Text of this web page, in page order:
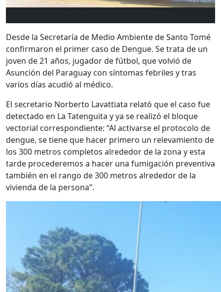
Desde la Secretaría de Medio Ambiente de Santo Tomé
confirmaron el primer caso de Dengue. Se trata de un
joven de 21 años, jugador de fútbol, que volvió de
Asunción del Paraguay con síntomas febriles y tras
varios días acudió al médico.
El secretario Norberto Lavattiata relató que el caso fue
detectado en La Tatenguita y ya se realizó el bloque
vectorial correspondiente: “Al activarse el protocolo de
dengue, se tiene que hacer primero un relevamiento de
los 300 metros completos alrededor de la zona y esta
tarde procederemos a hacer una fumigación preventiva
también en el rango de 300 metros alrededor de la
vivienda de la persona”.